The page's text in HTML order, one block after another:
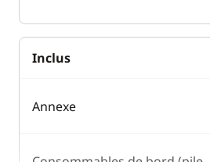
Réfrigérateur
Inclus
Annexe